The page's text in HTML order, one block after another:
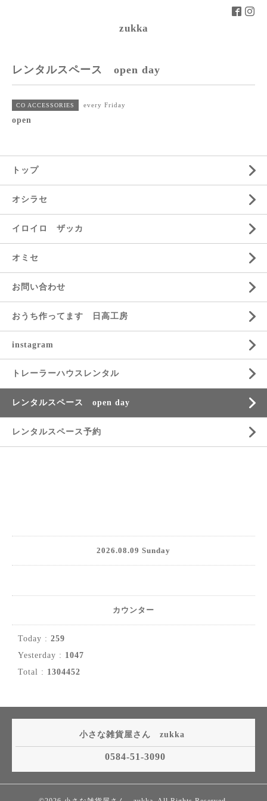
zukka
レンタルスペース open day
CO ACCESSORIES every Friday
open
トップ
オシラセ
イロイロ ザッカ
オミセ
お問い合わせ
おうち作ってます 日高工房
instagram
トレーラーハウスレンタル
レンタルスペース open day
レンタルスペース予約
2026.08.09 Sunday
カウンター
Today : 259
Yesterday : 1047
Total : 1304452
小さな雑貨屋さん zukka
0584-51-3090